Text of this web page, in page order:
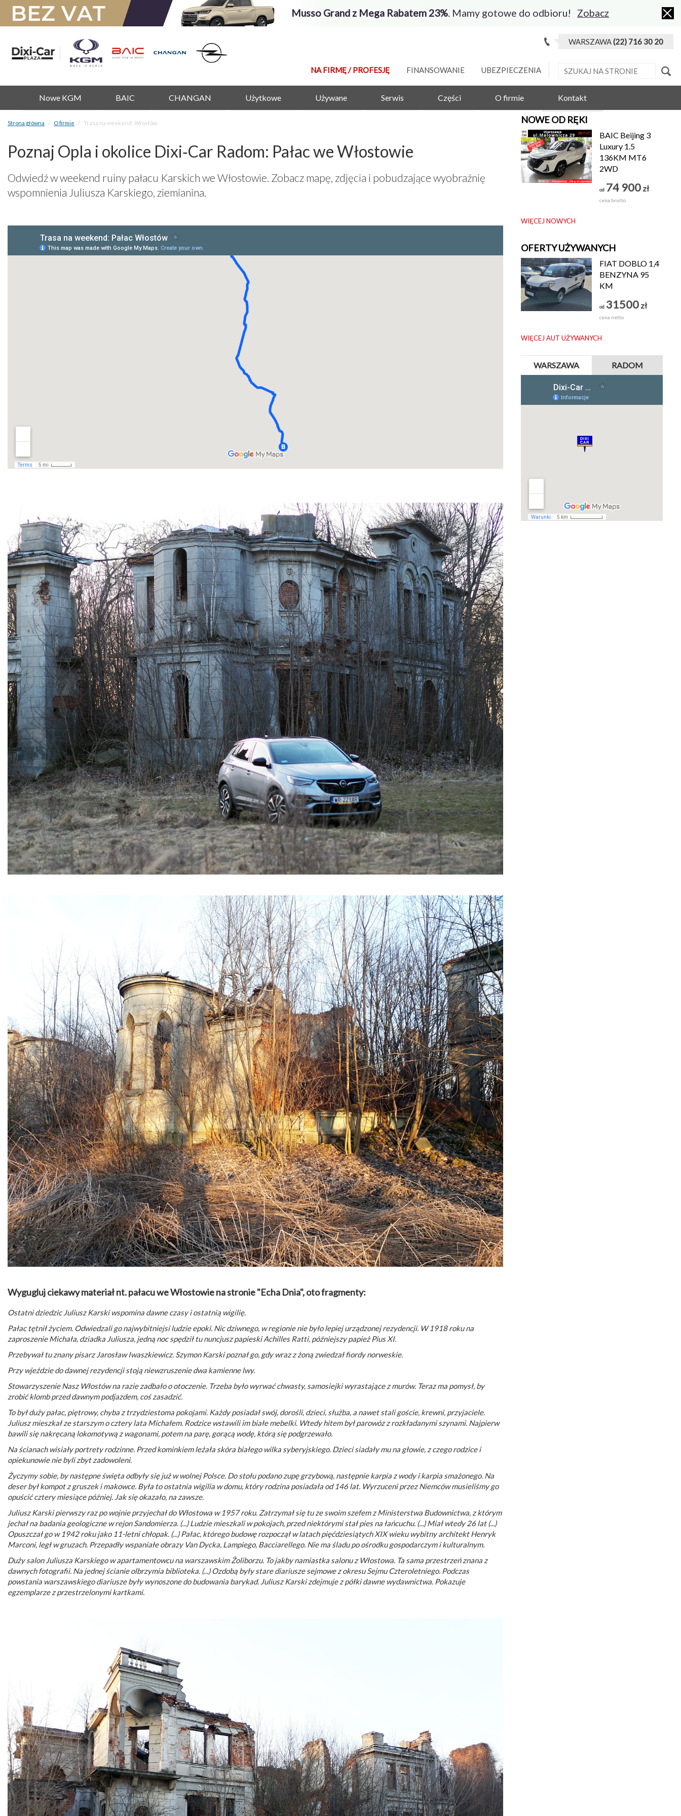
Musso Grand z Mega Rabatem 23%. Mamy gotowe do odbioru! Zobacz
WARSZAWA(22) 716 30 20
NA FIRMĘ / PROFESJĘ FINANSOWANIE UBEZPIECZENIA
Nowe KGM BAIC CHANGAN Użytkowe Używane Serwis Części O firmie Kontakt
Strona główna O firmie Trasa na weekend: Włostów
Poznaj Opla i okolice Dixi‑Car Radom: Pałac we Włostowie
Odwiedź w weekend ruiny pałacu Karskich we Włostowie. Zobacz mapę, zdjęcia i pobudzające wyobraźnię
wspomnienia Juliusza Karskiego, ziemianina.
Wygugluj ciekawy materiał nt. pałacu we Włostowie na stronie "Echa Dnia", oto fragmenty:
Ostatni dziedzic Juliusz Karski wspomina dawne czasy i ostatnią wigilię.
Pałac tętnił życiem. Odwiedzali go najwybitniejsi ludzie epoki. Nic dziwnego, w regionie nie było lepiej urządzonej rezydencji. W 1918 roku na
zaproszenie Michała, dziadka Juliusza, jedną noc spędził tu nuncjusz papieski Achilles Ratti, późniejszy papież Pius XI.
Przebywał tu znany pisarz Jarosław Iwaszkiewicz. Szymon Karski poznał go, gdy wraz z żoną zwiedzał fiordy norweskie.
Przy wjeździe do dawnej rezydencji stoją niewzruszenie dwa kamienne lwy.
Stowarzyszenie Nasz Włostów na razie zadbało o otoczenie. Trzeba było wyrwać chwasty, samosiejki wyrastające z murów. Teraz ma pomysł, by
zrobić klomb przed dawnym podjazdem, coś zasadzić.
To był duży pałac, piętrowy, chyba z trzydziestoma pokojami. Każdy posiadał swój, dorośli, dzieci, służba, a nawet stali goście, krewni, przyjaciele.
Juliusz mieszkał ze starszym o cztery lata Michałem. Rodzice wstawili im białe mebelki. Wtedy hitem był parowóz z rozkładanymi szynami. Najpierw
bawili się nakręcaną lokomotywą z wagonami, potem na parę, gorącą wodę, którą się podgrzewało.
Na ścianach wisiały portrety rodzinne. Przed kominkiem leżała skóra białego wilka syberyjskiego. Dzieci siadały mu na głowie, z czego rodzice i
opiekunowie nie byli zbyt zadowoleni.
Życzymy sobie, by następne święta odbyły się już w wolnej Polsce. Do stołu podano zupę grzybową, następnie karpia z wody i karpia smażonego. Na
deser był kompot z gruszek i makowce. Była to ostatnia wigilia w domu, który rodzina posiadała od 146 lat. Wyrzuceni przez Niemców musieliśmy go
opuścić cztery miesiące później. Jak się okazało, na zawsze.
Juliusz Karski pierwszy raz po wojnie przyjechał do Włostowa w 1957 roku. Zatrzymał się tu ze swoim szefem z Ministerstwa Budownictwa, z którym
jechał na badania geologiczne w rejon Sandomierza. (...) Ludzie mieszkali w pokojach, przed niektórymi stał pies na łańcuchu. (...) Miał wtedy 26 lat (...)
Opuszczał go w 1942 roku jako 11-letni chłopak. (...) Pałac, którego budowę rozpoczął w latach pięćdziesiątych XIX wieku wybitny architekt Henryk
Marconi, legł w gruzach. Przepadły wspaniałe obrazy Van Dycka, Lampiego, Bacciarellego. Nie ma śladu po ośrodku gospodarczym i kulturalnym.
Duży salon Juliusza Karskiego w apartamentowcu na warszawskim Żoliborzu. To jakby namiastka salonu z Włostowa. Ta sama przestrzeń znana z
dawnych fotografii. Na jednej ścianie olbrzymia biblioteka. (...) Ozdobą były stare diariusze sejmowe z okresu Sejmu Czteroletniego. Podczas
powstania warszawskiego diariusze były wynoszone do budowania barykad. Juliusz Karski zdejmuje z półki dawne wydawnictwa. Pokazuje
egzemplarze z przestrzelonymi kartkami.
NOWE OD RĘKI
BAIC Beijing 3
Luxury 1.5
136KM MT6
2WD
od 74 900 zł
cena brutto
WIĘCEJ NOWYCH
OFERTY UŻYWANYCH
FIAT DOBLO 1,4
BENZYNA 95
KM
od 31500 zł
cena netto
WIĘCEJ AUT UŻYWANYCH
WARSZAWA RADOM